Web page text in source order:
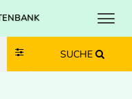
Zum Inhalt springen
Zum Navmenü springen
Zur Suche springen
Zur Footer springen
SUCHE